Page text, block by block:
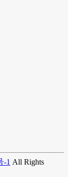
-1 All Rights